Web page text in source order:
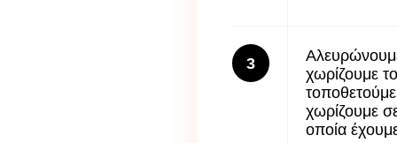
3
χωρίζουμε
χωρίζουμε
οποία